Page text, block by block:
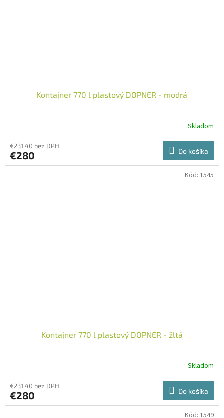
Kontajner 770 l plastový DOPNER - modrá
Skladom
€231,40 bez DPH
€280 Do košíka
Kontajner 770 l plastový DOPNER - žltá
Skladom
€231,40 bez DPH
€280 Do košíka
Kód: 1545
Kód: 1549